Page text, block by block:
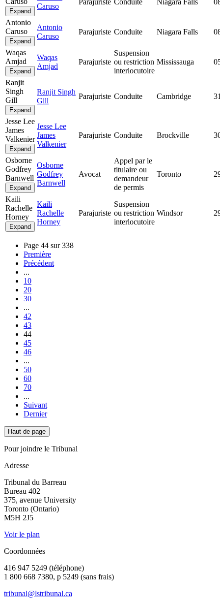
Expand
Caruso
Parajuriste Conduite Niagara Falls
Antonio
Caruso
Expand
Antonio
Caruso
Parajuriste Conduite Niagara Falls
Waqas
Amjad
Expand
Waqas
Amjad
Parajuriste
Suspension
ou restriction
interlocutoire
Mississauga
Ranjit
Singh
Gill
Expand
Ranjit Singh
Gill
Parajuriste Conduite Cambridge
Jesse Lee
James
Valkenier
Expand
Jesse Lee
James
Valkenier
Parajuriste Conduite Brockville
Osborne
Godfrey
Barnwell
Expand
Osborne
Godfrey
Barnwell
Avocat
Appel par le
titulaire ou
demandeur
de permis
Toronto
Kaili
Rachelle
Horney
Expand
Kaili
Rachelle
Horney
Parajuriste
Suspension
ou restriction
interlocutoire
Windsor
Page 44 sur 338
Première
Précédent
...
10
20
30
...
42
43
44
45
46
...
50
60
70
...
Suivant
Dernier
Haut de page
Pour joindre le Tribunal
Adresse
Tribunal du Barreau
Bureau 402
375, avenue University
Toronto (Ontario)
M5H 2J5
Voir le plan
Coordonnées
416 947 5249 (téléphone)
1 800 668 7380, p 5249 (sans frais)
tribunal@lstribunal.ca